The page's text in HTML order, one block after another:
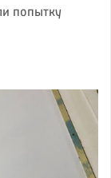
попытку